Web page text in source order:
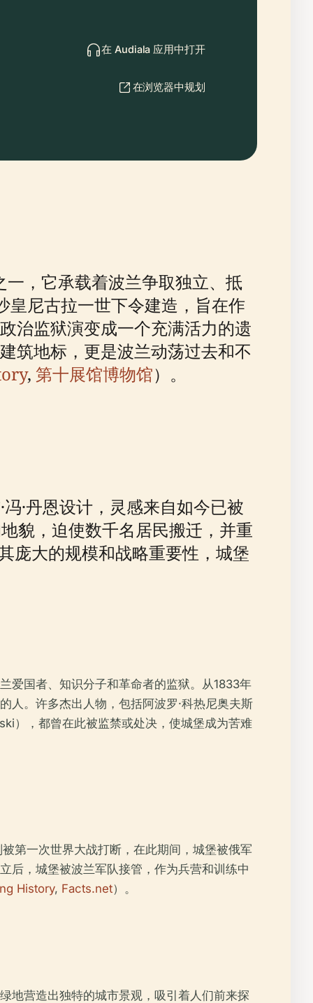
在 Audiala 应用中打开
在浏览器中规划
，它承载着波兰争取独立、抵
皇尼古拉一世下令建造，旨在作
治监狱演变成一个充满活力的遗
筑地标，更是波兰动荡过去和不
, 第十展馆博物馆）。
·丹恩设计，灵感来自如今已被
貌，迫使数千名居民搬迁，并重
庞大的规模和战略重要性，城堡
爱国者、知识分子和革命者的监狱。从1833年
人。许多杰出人物，包括阿波罗·科热尼奥夫斯
），都曾在此被监禁或处决，使城堡成为苦难
第一次世界大战打断，在此期间，城堡被俄军
后，城堡被波兰军队接管，作为兵营和训练中
History, Facts.net）。
地营造出独特的城市景观，吸引着人们前来探